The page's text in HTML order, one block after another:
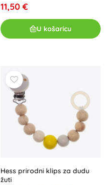
11,50 €
U košaricu
Hess prirodni klips za dudu
žuti